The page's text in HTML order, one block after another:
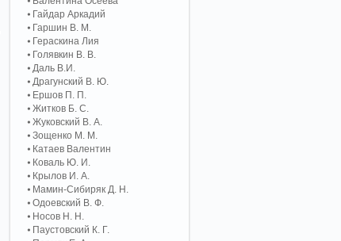
Гайдар Аркадий
Гаршин В. М.
Гераскина Лия
Голявкин В. В.
Даль В.И.
Драгунский В. Ю.
Ершов П. П.
Житков Б. С.
Жуковский В. А.
Зощенко М. М.
Катаев Валентин
Коваль Ю. И.
Крылов И. А.
Мамин-Сибиряк Д. Н.
Одоевский В. Ф.
Носов Н. Н.
Паустовский К. Г.